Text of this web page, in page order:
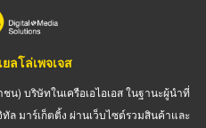
ลโล่เพจเจส
น) บริษัทในเครือเอไอเอส ในฐานะผู้นำที่
มาร์เก็ตติ้ง ผ่านเว็บไซต์รวมสินค้าและ